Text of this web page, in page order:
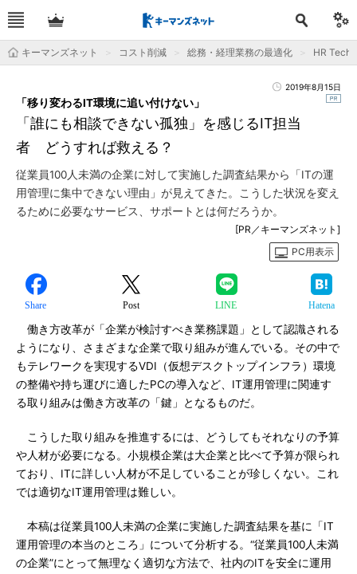
キーマンズネット コスト削減 総務・経理業務の最適化 HR Tech
2019年8月15日
「誰にも相談できない孤独」を感じるIT担当
者 どうすれば救える？
「移り変わるIT環境に追い付けない」
従業員100人未満の企業に対して実施した調査結果から「ITの運
用管理に集中できない理由」が見えてきた。こうした状況を変え
るために必要なサービス、サポートとは何だろうか。
[PR／キーマンズネット]
PC用表示
Share Post LINE Hatena
働き方改革が「企業が検討すべき業務課題」として認識される
ようになり、さまざまな企業で取り組みが進んでいる。その中で
もテレワークを実現するVDI（仮想デスクトップインフラ）環境
の整備や持ち運びに適したPCの導入など、IT運用管理に関連す
る取り組みは働き方改革の「鍵」となるものだ。
こうした取り組みを推進するには、どうしてもそれなりの予算
や人材が必要になる。小規模企業は大企業と比べて予算が限られ
ており、ITに詳しい人材が不足していることが珍しくない。これ
では適切なIT運用管理は難しい。
本稿は従業員100人未満の企業に実施した調査結果を基に「IT
運用管理の本当のところ」について分析する。“従業員100人未満
の企業”にとって無理なく適切な方法で、社内のITを安全に運用